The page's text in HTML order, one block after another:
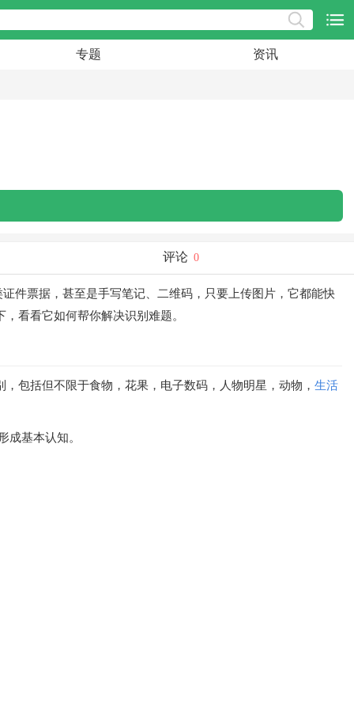
专题 资讯
评论 0
件票据，甚至是手写笔记、二维码，只要上传图片，它都能快
看看它如何帮你解决识别难题。
包括但不限于食物，花果，电子数码，人物明星，动物， 生活
成基本认知。